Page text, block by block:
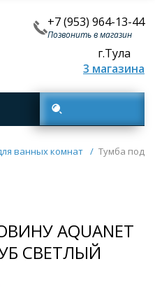
+7 (953) 964-13-44
Позвонить в магазин
г.Тула
3 магазина
комнат
ванных комнат / Тумба под
AQUANET
СВЕТЛЫЙ